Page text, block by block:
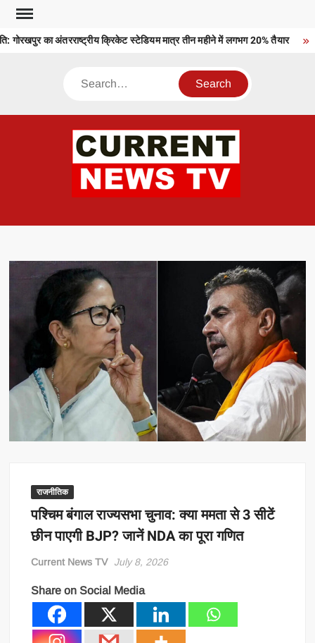
Skip
contentका अंतरराष्ट्रीय क्रिकेट स्टेडियम मात्र तीन महीने में लगभग 20% तैयार
Search
राजनीतिक
पश्चिम बंगाल राज्यसभा चुनाव: क्या ममता से 3 सीटें
छीन पाएगी BJP? जानें NDA का पूरा गणित
Current News TV July 8, 2026
Share on Social Media